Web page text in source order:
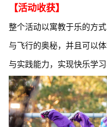
【活动收获】
整个活动以寓教于乐的方
与飞行的奥秘，并且可以
与实践能力，实现快乐学习